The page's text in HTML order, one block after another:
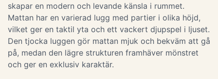
skapar en modern och levande känsla i rummet.
Mattan har en varierad lugg med partier i olika höjd,
vilket ger en taktil yta och ett vackert djupspel i ljuset.
Den tjocka luggen gör mattan mjuk och bekväm att gå
på, medan den lägre strukturen framhäver mönstret
och ger en exklusiv karaktär.